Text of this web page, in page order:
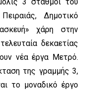
Δημοτικό
χάρη στην
δεκαετίας
νέα έργα Μετρό.
της γραμμής 3,
το μοναδικό έργο